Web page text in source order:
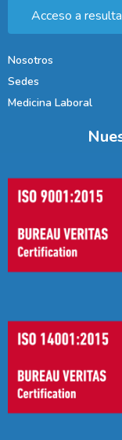
Acceso a
Nosotros
Sedes
Medicina Laboral